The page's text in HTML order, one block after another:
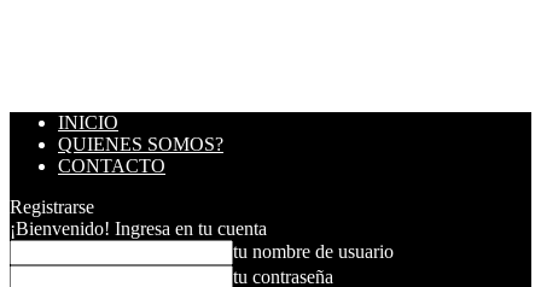
INICIO
QUIENES SOMOS?
CONTACTO
Registrarse
¡Bienvenido! Ingresa en tu cuenta
tu nombre de usuario
tu contraseña